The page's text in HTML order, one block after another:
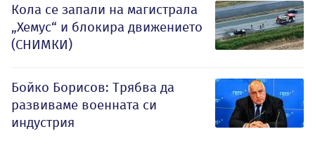
Кола се запали на магистрала
„Хемус“ и блокира движението
(СНИМКИ)
Бойко Борисов: Трябва да
развиваме военната си
индустрия